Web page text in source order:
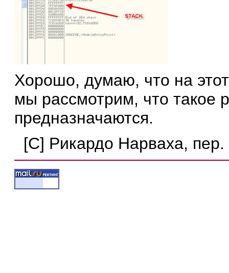
Хорошо, думаю, что на
мы рассмотрим, что такое
предназначаются.
[C] Рикардо Нарваха,